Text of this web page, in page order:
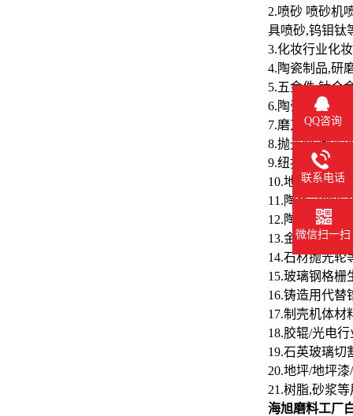
2.喷砂 喷砂机
具喷砂,钨钼钛
3.化妆行业化
4.陶瓷制品,研
5.五金件,钛合
6.陶瓷釉料,环
7.磨刀石,研磨
8.抛光蜡,抛光
9.纽扣,手机壳,
10.地坪,胶粘
11.陶瓷过滤板
12.陶瓷分离膜
13.金刚石砂轮
14.石材抛光轮
15.玻璃钢格栅
16.铸造用代替
17.制壳机体材
18.胶辊/光电
19.石英玻璃切
20.地坪/地坪
21.树脂,砂浆
海旭磨料工厂
QQ咨询
联系电话
微信扫一扫